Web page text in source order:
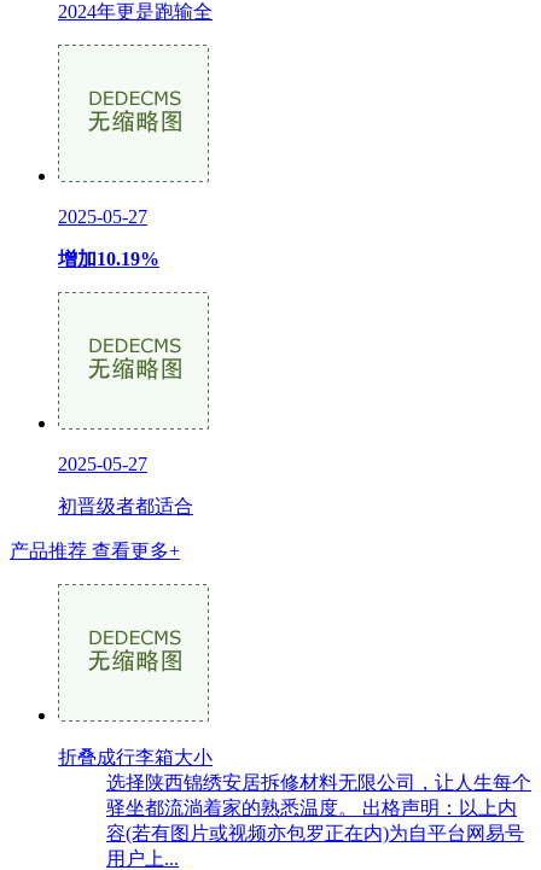
2024年更是跑输全
2025-05-27
增加10.19%
2025-05-27
初晋级者都适合
产品推荐 查看更多+
折叠成行李箱大小
选择陕西锦绣安居拆修材料无限公司，让人生每个
驿坐都流淌着家的熟悉温度。 出格声明：以上内
容(若有图片或视频亦包罗正在内)为自平台网易号
用户上...